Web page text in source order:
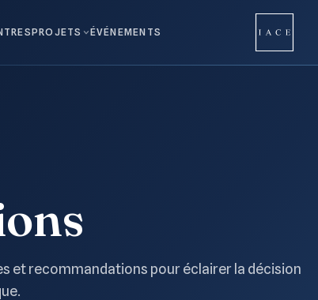
PROJETS ÉVÉNEMENTS
et recommandations pour éclairer la décision